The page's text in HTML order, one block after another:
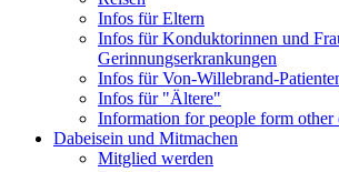
Infos für Eltern
Infos für Konduktorinnen und
Gerinnungserkrankungen
Infos für Von-Willebrand-
Infos für "Ältere"
Information for people form other
Dabeisein und Mitmachen
Mitglied werden